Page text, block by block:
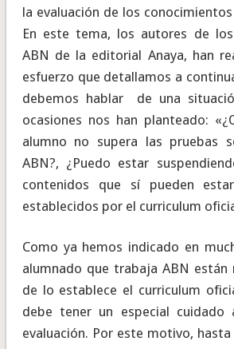
la evaluación de los
En este tema, los autores de
ABN de la editorial Anaya, han
esfuerzo que detallamos a
debemos hablar de una
ocasiones nos han planteado:
alumno no supera las pruebas
ABN?, ¿Puedo estar
contenidos que sí pueden
establecidos por el curriculum
Como ya hemos indicado en
alumnado que trabaja ABN están
de lo establece el curriculum
debe tener un especial
evaluación. Por este motivo,